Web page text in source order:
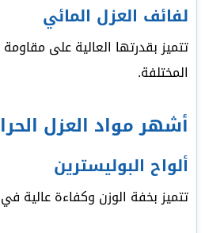
لفائف العزل المائي
تتميز بقدرتها العالية على
المختلفة.
أشهر مواد العزل
ألواح البوليسترين
تتميز بخفة الوزن وكفاءة عالية في